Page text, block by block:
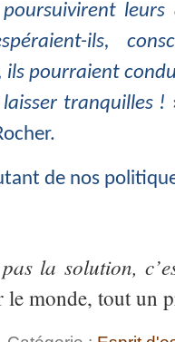
ils,
ils pourraient
tranquilles !
de nos
la solution,
le monde, tout un